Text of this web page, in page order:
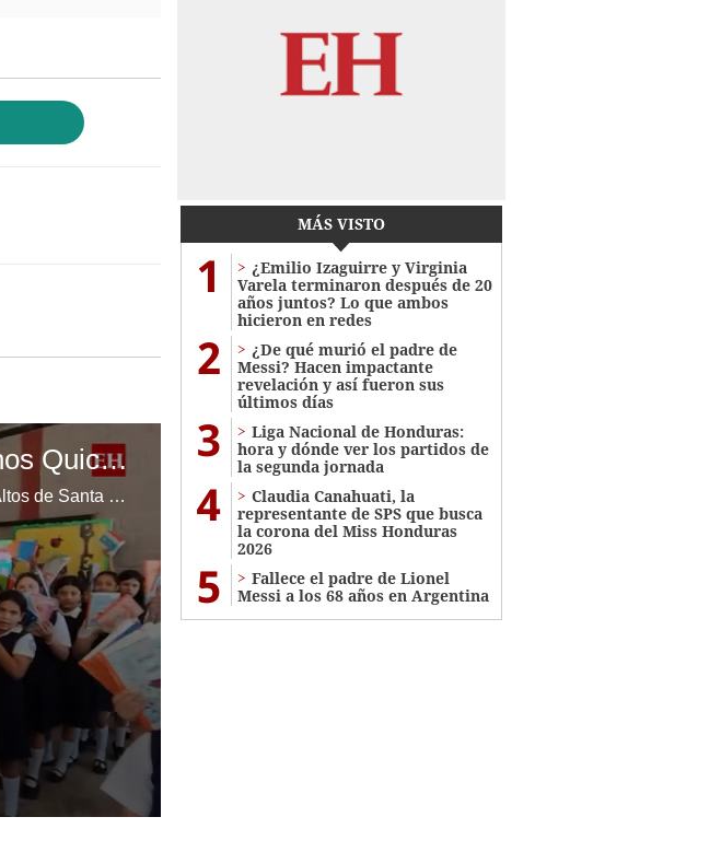
Escuela Enciende una Luz recibe cuadernos Quick, gracias a la Maratón del Saber
Los niños de la escuela Enciende una Luz, ubicada en la colonia Altos de Santa Rosa, al sur de Tegucigalpa, recibieron cuadernos Quick como parte de la Campaña Maratón del Saber.
MÁS VISTO
1
¿Emilio Izaguirre y Virginia
Varela terminaron después de 20
años juntos? Lo que ambos
hicieron en redes
2
¿De qué murió el padre de
Messi? Hacen impactante
revelación y así fueron sus
últimos días
3
Liga Nacional de Honduras:
hora y dónde ver los partidos de
la segunda jornada
4
Claudia Canahuati, la
representante de SPS que busca
la corona del Miss Honduras
2026
5
Fallece el padre de Lionel
Messi a los 68 años en Argentina